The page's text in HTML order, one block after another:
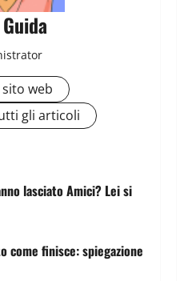
web
gli articoli
lasciato Amici? Lei si
come finisce: spiegazione